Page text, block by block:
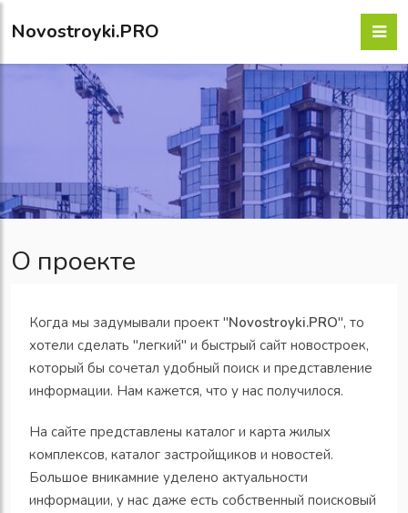
Novostroyki.PRO
О проекте
Когда мы задумывали проект "Novostroyki.PRO", то
хотели сделать "легкий" и быстрый сайт новостроек,
который бы сочетал удобный поиск и представление
информации. Нам кажется, что у нас получилося.
На сайте представлены каталог и карта жилых
комплексов, каталог застройщиков и новостей.
Большое вникамние уделено актуальности
информации, у нас даже есть собственный поисковый